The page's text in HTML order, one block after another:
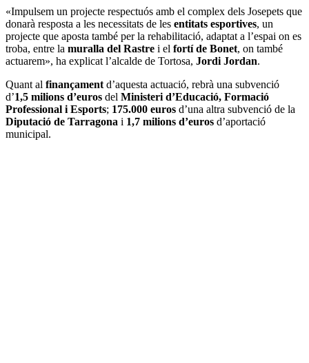
«Impulsem un projecte respectuós amb el complex dels Josepets que
donarà resposta a les necessitats de les entitats esportives, un
projecte que aposta també per la rehabilitació, adaptat a l’espai on es
troba, entre la muralla del Rastre i el fortí de Bonet, on també
actuarem», ha explicat l’alcalde de Tortosa, Jordi Jordan.
Quant al finançament d’aquesta actuació, rebrà una subvenció
d’1,5 milions d’euros del Ministeri d’Educació, Formació
Professional i Esports; 175.000 euros d’una altra subvenció de la
Diputació de Tarragona i 1,7 milions d’euros d’aportació
municipal.